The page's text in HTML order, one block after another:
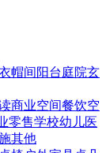
帽间 阳台庭院玄
商业空间餐饮空
零售学校幼儿医
其他